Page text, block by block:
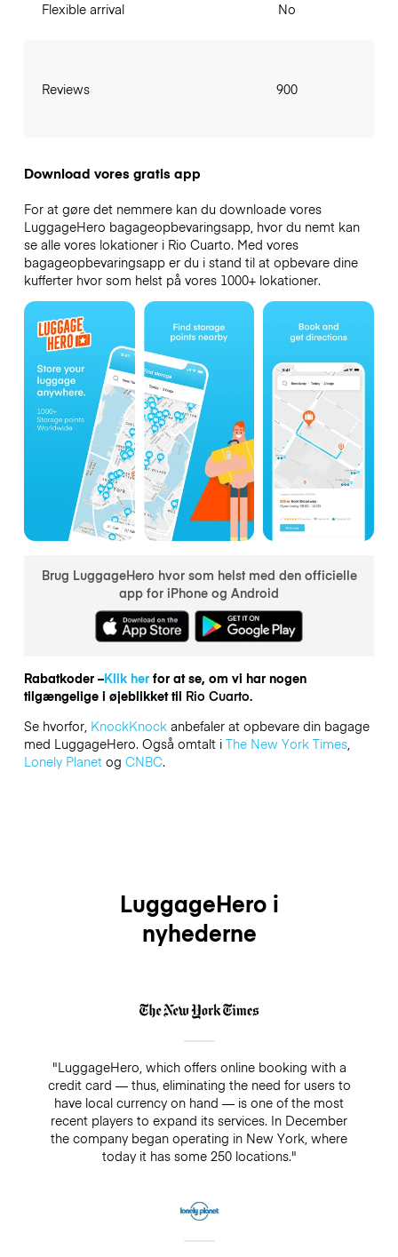
Flexible arrival
Reviews
No
900
Download vores gratis app
For at gøre det nemmere kan du downloade vores
LuggageHero bagageopbevaringsapp, hvor du nemt kan
se alle vores lokationer i Rio Cuarto. Med vores
bagageopbevaringsapp er du i stand til at opbevare dine
kufferter hvor som helst på vores 1000+ lokationer.
Brug LuggageHero hvor som helst med den officielle
app for iPhone og Android
Rabatkoder –Klik herfor at se, om vi har nogen
tilgængelige i øjeblikket til Rio Cuarto.
Se hvorfor, KnockKnockanbefaler at opbevare din bagage
med LuggageHero. Også omtalt i The New York Times,
Lonely Planetog CNBC.
LuggageHero i
nyhederne
"LuggageHero, which offers online booking with a
credit card — thus, eliminating the need for users to
have local currency on hand — is one of the most
recent players to expand its services. In December
the company began operating in New York, where
today it has some 250 locations."